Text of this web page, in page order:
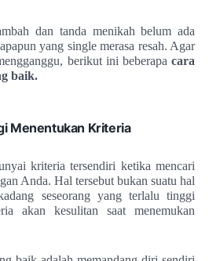
dan tanda menikah belum ada
yang single merasa resah. Agar
berikut ini beberapa cara
baik.
Menentukan Kriteria
kriteria tersendiri ketika mencari
Anda. Hal tersebut bukan suatu hal
seseorang yang terlalu tinggi
akan kesulitan saat menemukan